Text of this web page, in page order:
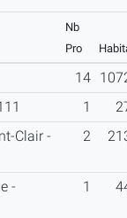
Nb
Pro
14
1
Clair -
2
-
1